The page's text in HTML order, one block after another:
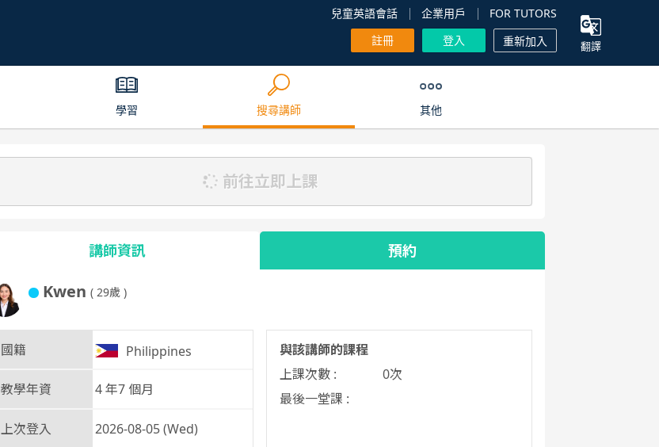
兒童英語會話 企業用戶
FOR TUTORS
註冊
登入 重新加入 翻譯
學習 搜尋講師 其他
前往立即上課
講師資訊 預約
Kwen ( 29歲 )
國籍 Philippines
教學年資 4 年7 個月
上次登入 2026-08-05 (Wed)
與該講師的課程
上課次數 :
0次
最後一堂課 :